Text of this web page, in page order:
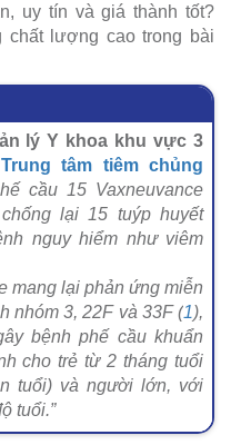
uy tín và giá thành tốt?
chất lượng cao trong bài
lý Y khoa khu vực 3
Trung tâm tiêm chủng
cầu 15 Vaxneuvance
lại 15 tuýp huyết
nguy hiểm như viêm
mang lại phản ứng miễn
nhóm 3, 22F và 33F (1),
bệnh phế cầu khuẩn
cho trẻ từ 2 tháng tuổi
tuổi) và người lớn, với
tuổi.”